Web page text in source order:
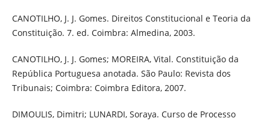
CANOTILHO, J. J. Gomes. Direitos Constitucional e Teoria da
Constituição. 7. ed. Coimbra: Almedina, 2003.
CANOTILHO, J. J. Gomes; MOREIRA, Vital. Constituição da
República Portuguesa anotada. São Paulo: Revista dos
Tribunais; Coimbra: Coimbra Editora, 2007.
DIMOULIS, Dimitri; LUNARDI, Soraya. Curso de Processo